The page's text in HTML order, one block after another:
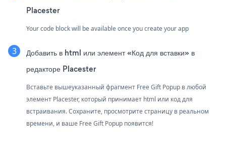
Placester
Your code block will be available once you create your app
Добавить в html или элемент «Код для вставки» в
редакторе Placester
Вставьте вышеуказанный фрагмент Free Gift Popup в любой
элемент Placester, который принимает html или код для
встраивания. Сохраните, просмотрите страницу в реальном
времени, и ваше Free Gift Popup появится!